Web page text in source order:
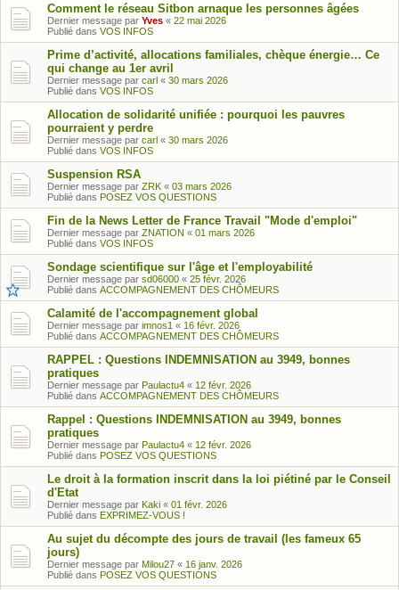
Comment le réseau Sitbon arnaque les personnes âgées
Dernier message par Yves « 22 mai 2026
Publié dans VOS INFOS
Prime d’activité, allocations familiales, chèque énergie… Ce
qui change au 1er avril
Dernier message par carl « 30 mars 2026
Publié dans VOS INFOS
Allocation de solidarité unifiée : pourquoi les pauvres
pourraient y perdre
Dernier message par carl « 30 mars 2026
Publié dans VOS INFOS
Suspension RSA
Dernier message par ZRK « 03 mars 2026
Publié dans POSEZ VOS QUESTIONS
Fin de la News Letter de France Travail "Mode d'emploi"
Dernier message par ZNATION « 01 mars 2026
Publié dans VOS INFOS
Sondage scientifique sur l'âge et l'employabilité
Dernier message par sd06000 « 25 févr. 2026
Publié dans ACCOMPAGNEMENT DES CHÔMEURS
Calamité de l'accompagnement global
Dernier message par imnos1 « 16 févr. 2026
Publié dans ACCOMPAGNEMENT DES CHÔMEURS
RAPPEL : Questions INDEMNISATION au 3949, bonnes
pratiques
Dernier message par Paulactu4 « 12 févr. 2026
Publié dans ACCOMPAGNEMENT DES CHÔMEURS
Rappel : Questions INDEMNISATION au 3949, bonnes
pratiques
Dernier message par Paulactu4 « 12 févr. 2026
Publié dans POSEZ VOS QUESTIONS
Le droit à la formation inscrit dans la loi piétiné par le Conseil
d'Etat
Dernier message par Kaki « 01 févr. 2026
Publié dans EXPRIMEZ-VOUS !
Au sujet du décompte des jours de travail (les fameux 65
jours)
Dernier message par Milou27 « 16 janv. 2026
Publié dans POSEZ VOS QUESTIONS